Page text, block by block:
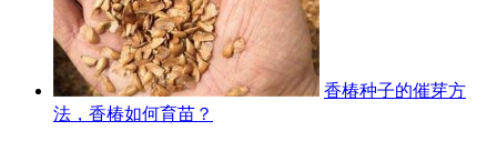
香椿种子的催芽方
法，香椿如何育苗？